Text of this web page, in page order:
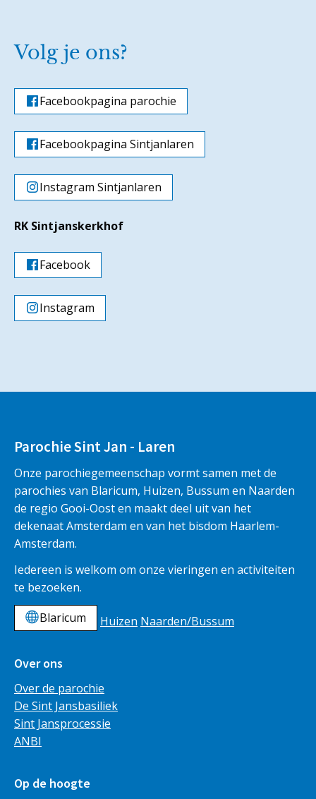
Volg je ons?
Facebookpagina parochie
Facebookpagina Sintjanlaren
Instagram Sintjanlaren
RK Sintjanskerkhof
Facebook
Instagram
Parochie Sint Jan - Laren
Onze parochiegemeenschap vormt samen met de
parochies van Blaricum, Huizen, Bussum en Naarden
de regio Gooi-Oost en maakt deel uit van het
dekenaat Amsterdam en van het bisdom Haarlem-
Amsterdam.
Iedereen is welkom om onze vieringen en activiteiten
te bezoeken.
Blaricum
Huizen Naarden/Bussum
Over ons
Over de parochie
De Sint Jansbasiliek
Sint Jansprocessie
ANBI
Op de hoogte